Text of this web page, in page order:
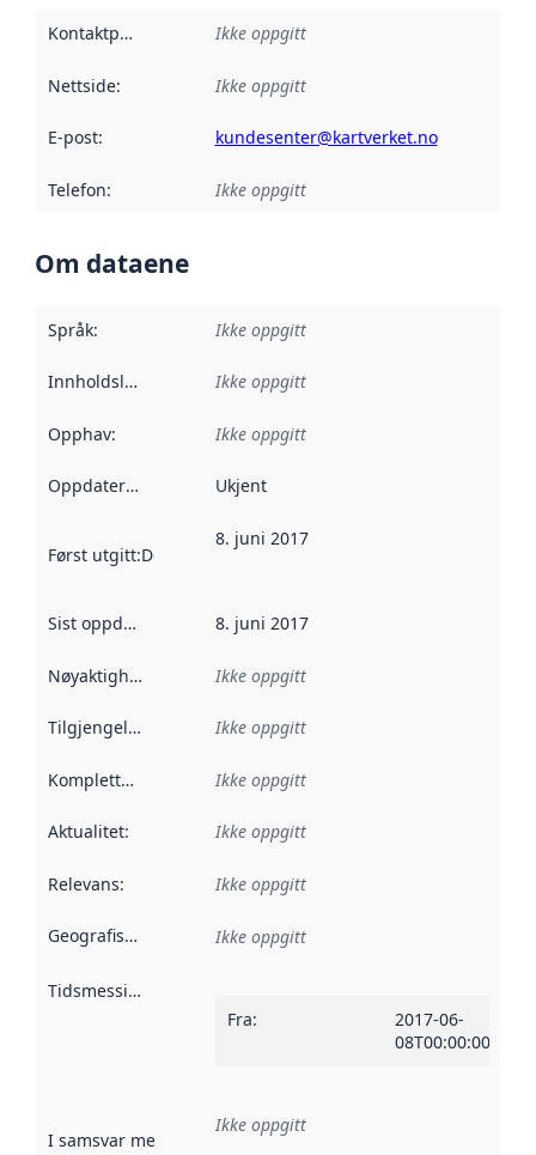
Kontaktpunkt Ikke oppgitt
Nettside: Ikke oppgitt
E-post: kundesenter@kartverket.no
Telefon: Ikke oppgitt
Om dataene
Språk: Ikke oppgitt
Innholdsleverandører :
Ikke oppgitt
Opphav: Ikke oppgitt
Oppdateringsfrekvens :
Ukjent
Først utgitt:Denne datoen sier når dataene i dette
8. juni 2017
Sist oppdatert 8. juni 2017
Nøyaktighet Ikke oppgitt
Tilgjengelighet Ikke oppgitt
Kompletthet Ikke oppgitt
Aktualitet: Ikke oppgitt
Relevans: Ikke oppgitt
Geografisk avgrensning :
Ikke oppgitt
Tidsmessig avgrensning
Fra:
2017-06-
08T00:00:00Z
I samsvar med Referanse til en implementasjonsregel
Ikke oppgitt